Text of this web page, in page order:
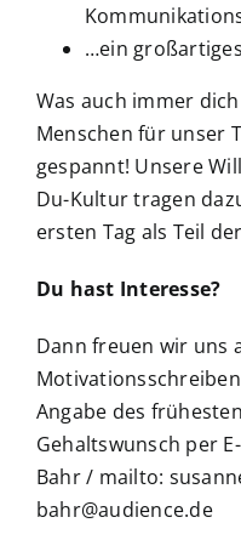
…ein
Was auch immer
Menschen für unser
gespannt! Unsere
Du-Kultur tragen
ersten Tag als Teil
Du hast Interesse?
Dann freuen wir uns
Angabe des
Gehaltswunsch per
Bahr / mailto:
bahr@audience.de